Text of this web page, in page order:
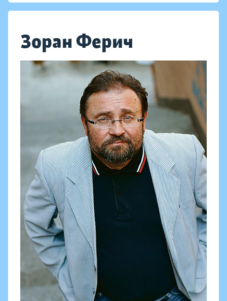
Зоран Ферич